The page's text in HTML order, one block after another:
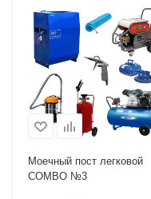
Моечный пост легковой
COMBO №3